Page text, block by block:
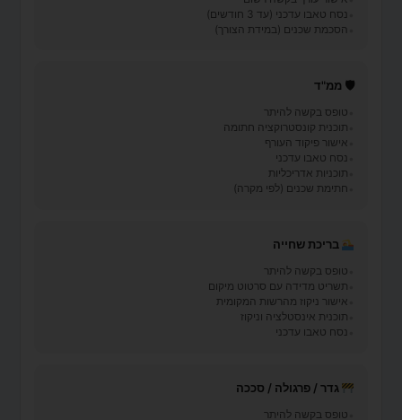
נסח טאבו עדכני (עד 3 חודשים)
הסכמת שכנים (במידת הצורך)
🛡 ממ"ד
טופס בקשה להיתר
תוכנית קונסטרוקציה חתומה
אישור פיקוד העורף
נסח טאבו עדכני
תוכניות אדריכליות
חתימת שכנים (לפי מקרה)
בריכת שחייה
טופס בקשה להיתר
תשריט מדידה עם סרטוט מיקום
אישור ניקוז מהרשות המקומית
תוכנית אינסטלציה וניקוז
נסח טאבו עדכני
גדר / פרגולה / סככה
טופס בקשה להיתר